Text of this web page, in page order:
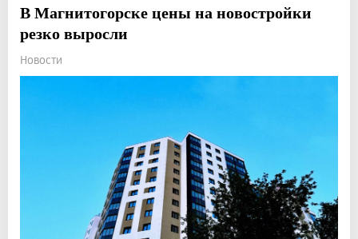
В Магнитогорске цены на новостройки
резко выросли
Новости